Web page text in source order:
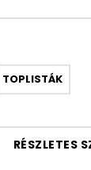
TOPLISTÁK
RÉSZLETES